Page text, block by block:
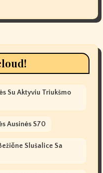
Su Aktyviu Triukšmo
Ausinės S70
Slušalice Sa